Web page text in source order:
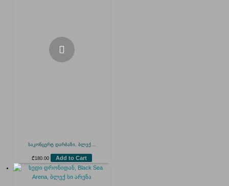
საკონცერტ დარბაზი, ბლექ...
₾ 180.00 Add to Cart